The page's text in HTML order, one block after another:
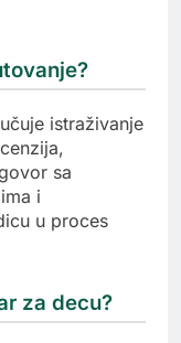
istraživanje
sa
i
u proces
za decu?